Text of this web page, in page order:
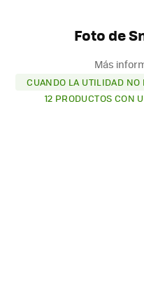
Foto de
Más
CUANDO LA UTILIDAD NO
12 PRODUCTOS CON